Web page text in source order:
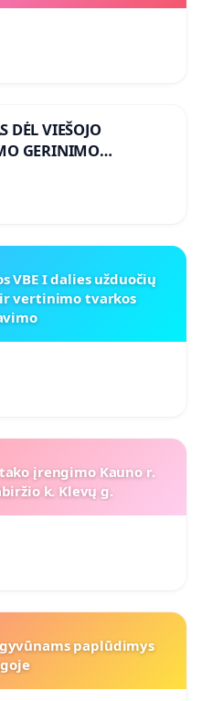
DĖL VIEŠOJO
GERINIMO
VBE I dalies užduočių
vertinimo tvarkos
įrengimo Kauno r.
k. Klevų g.
paplūdimys